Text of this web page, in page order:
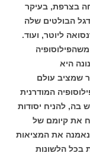
בצרפת, בעיקר
הבולטים שלה
ליוטר, ועוד.
היא
שמציב עולם
המודרנית
בה, להניח יסודות
את קיומם של
את המציאות
בכל הלשונות